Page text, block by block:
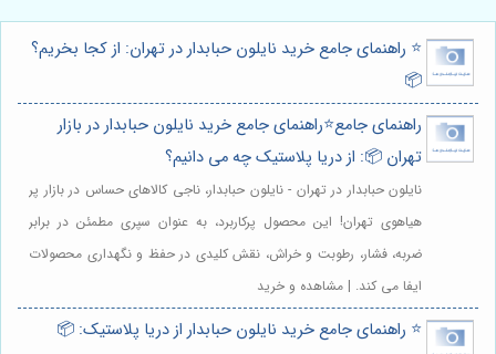
⭐️ راهنمای جامع خرید نایلون حبابدار در تهران: از کجا بخریم؟
📦
راهنمای جامع⭐️راهنمای جامع خرید نایلون حبابدار در بازار
تهران 📦: از دریا پلاستیک چه می دانیم؟
نایلون حبابدار در تهران - نایلون حبابدار، ناجی کالاهای حساس در بازار پر
هیاهوی تهران! این محصول پرکاربرد، به عنوان سپری مطمئن در برابر
ضربه، فشار، رطوبت و خراش، نقش کلیدی در حفظ و نگهداری محصولات
ایفا می کند. | مشاهده و خرید
⭐️ راهنمای جامع خرید نایلون حبابدار از دریا پلاستیک: 📦